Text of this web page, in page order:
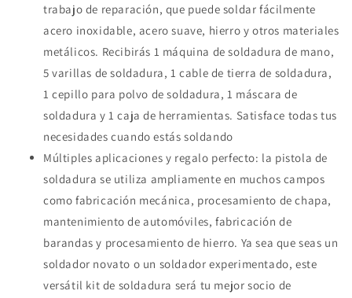
trabajo de reparación, que puede soldar fácilmente
acero inoxidable, acero suave, hierro y otros materiales
metálicos. Recibirás 1 máquina de soldadura de mano,
5 varillas de soldadura, 1 cable de tierra de soldadura,
1 cepillo para polvo de soldadura, 1 máscara de
soldadura y 1 caja de herramientas. Satisface todas tus
necesidades cuando estás soldando
Múltiples aplicaciones y regalo perfecto: la pistola de
soldadura se utiliza ampliamente en muchos campos
como fabricación mecánica, procesamiento de chapa,
mantenimiento de automóviles, fabricación de
barandas y procesamiento de hierro. Ya sea que seas un
soldador novato o un soldador experimentado, este
versátil kit de soldadura será tu mejor socio de